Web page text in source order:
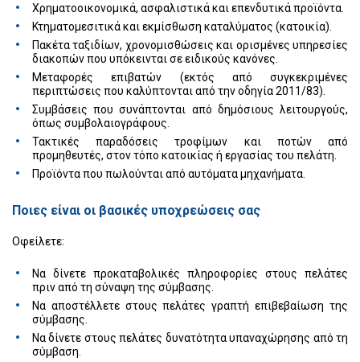
Χρηματοοικονομικά, ασφαλιστικά και επενδυτικά προϊόντα.
Κτηματομεσιτικά και εκμίσθωση καταλύματος (κατοικία).
Πακέτα ταξιδίων, χρονομισθώσεις και ορισμένες υπηρεσίες
διακοπών που υπόκεινται σε ειδικούς κανόνες.
Μεταφορές επιβατών (εκτός από συγκεκριμένες
περιπτώσεις που καλύπτονται από την οδηγία 2011/83).
Συμβάσεις που συνάπτονται από δημόσιους λειτουργούς,
όπως συμβολαιογράφους.
Τακτικές παραδόσεις τροφίμων και ποτών από
προμηθευτές, στον τόπο κατοικίας ή εργασίας του πελάτη.
Προϊόντα που πωλούνται από αυτόματα μηχανήματα.
Ποιες είναι οι βασικές υποχρεώσεις σας
Οφείλετε:
Να δίνετε προκαταβολικές πληροφορίες στους πελάτες
πριν από τη σύναψη της σύμβασης.
Να αποστέλλετε στους πελάτες γραπτή επιβεβαίωση της
σύμβασης.
Να δίνετε στους πελάτες δυνατότητα υπαναχώρησης από τη
σύμβαση.